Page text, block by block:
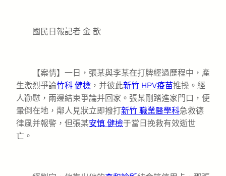
國民日報記者 金 歆
【案情】一日，張某與李某在打牌經過歷程中，產
生激烈爭論竹科 健檢 ，并彼此新竹 HPV疫苗推搡。經
人勸慰，兩邊結束爭論并回家。張某剛踏進家門口，便
暈倒在地，鄰人見狀立即撥打新竹 職業醫學科急救德
律風并報警，但張某安慎 健檢于當日挽救有效逝世
亡。